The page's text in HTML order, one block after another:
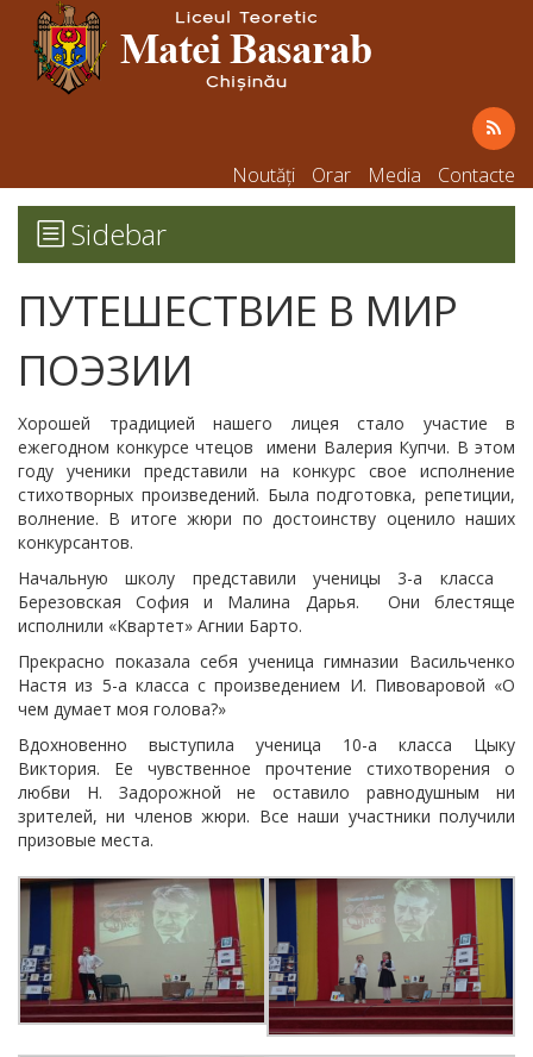
Noutăți Orar Media Contacte
Sidebar
ПУТЕШЕСТВИЕ В МИР
ПОЭЗИИ
Хорошей традицией нашего лицея стало участие в
ежегодном конкурсе чтецов имени Валерия Купчи. В этом
году ученики представили на конкурс свое исполнение
стихотворных произведений. Была подготовка, репетиции,
волнение. В итоге жюри по достоинству оценило наших
конкурсантов.
Начальную школу представили ученицы 3-а класса
Березовская София и Малина Дарья. Они блестяще
исполнили «Квартет» Агнии Барто.
Прекрасно показала себя ученица гимназии Васильченко
Настя из 5-а класса с произведением И. Пивоваровой «О
чем думает моя голова?»
Вдохновенно выступила ученица 10-а класса Цыку
Виктория. Ее чувственное прочтение стихотворения о
любви Н. Задорожной не оставило равнодушным ни
зрителей, ни членов жюри. Все наши участники получили
призовые места.